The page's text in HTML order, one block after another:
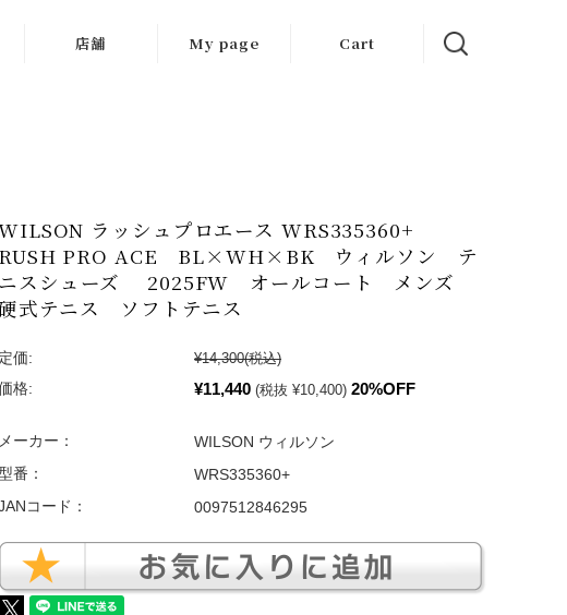
店舗 My page Cart
ラッシュプロエース WRS335360+
RUSH PRO ACE BL×WH×BK ウィルソン テ
ニスシューズ 2025FW オールコート メンズ
式テニス ソフトテニス
定価: ¥14,300(税込)
格:
¥11,440 (税抜 ¥10,400) 20%OFF
メーカー：
WILSON ウィルソン
番：
WRS335360+
コード：
0097512846295